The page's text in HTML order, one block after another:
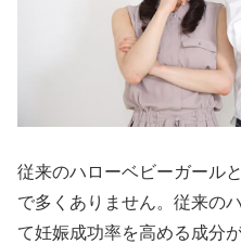
従来のハローベビーガール
で多くありません。従来の
て妊娠成功率を高める成分